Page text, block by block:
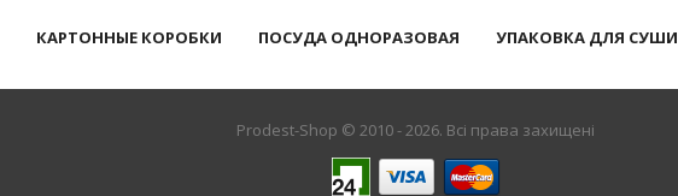
КАРТОННЫЕ КОРОБКИ ПОСУДА ОДНОРАЗОВАЯ УПАКОВКА ДЛЯ СУШИ
Prodest-Shop © 2010 - 2026. Всі права захищені